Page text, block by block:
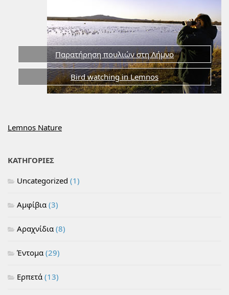
Παρατήρηση πουλιών στη Λήμνο
Bird watching in Lemnos
Lemnos Nature
ΚΑΤΗΓΟΡΙΕΣ
Uncategorized (1)
Αμφίβια (3)
Αραχνίδια (8)
Έντομα (29)
Ερπετά (13)